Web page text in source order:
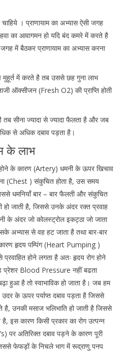
। प्राणायाम का अभ्यास ऐसी जगह
का आवागमन हो यदि बंद कमरे में करते है
में बैठकर प्राणायाम का अभ्यास करना
मुहूर्त में करते है तब उससे छह गुना लाभ
ऑक्सीजन (Fresh O2) की प्राप्ति होती
सीना ज्यादा से ज्यादा फैलता है और जब
से अधिक दबाव पड़ता है।
के लाभ
के कारण (Artery) धमनी के ऊपर खिचाव
(Chest ) संकुचित होता है, उस समय
धमनियाँ बार – बार फैलती और संकुचित
हो जाती है, जिससे उनके अंदर रक्त प्रवाह
के अंदर जो कोलस्ट्रोल इकट्ठा जो जाता
अभ्यास से वह हट जाता है तथा बार-बार
हृदय पम्पिंग (Heart Pumping )
होने लगता है अतः हृदय रोग होने
प्रेशर Blood Pressure नहीं बढता
हुआ है तो स्वाभाविक हो जाता है। जब हम
के ऊपर पर्याप्त दबाव पड़ता है जिससे
उनकी मसाज भलिभाति हो जाती है जिससे
इस कारण किसी प्रकार का रोग उत्पन्न
पर अतिरिक्त दबाव पड़ने के कारण पूरी
फेफड़ों के निचले भाग में रूद्राणु पनप